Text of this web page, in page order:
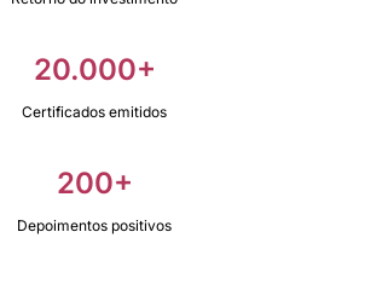
20.000+
Certificados emitidos
200+
Depoimentos positivos